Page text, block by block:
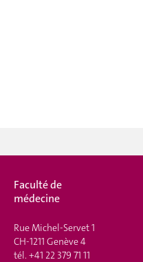
Faculté de
médecine
Rue Michel-Servet 1
CH-1211 Genève 4
tél. +41 22 379 71 11